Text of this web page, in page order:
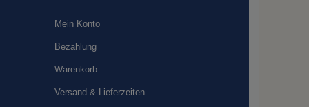
Mein Konto
Bezahlung
Warenkorb
Versand & Lieferzeiten